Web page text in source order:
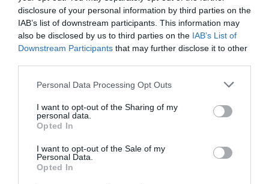
disclosure of your personal information by third parties on the
IAB’s list of downstream participants. This information may
also be disclosed by us to third parties on the IAB’s List of
Downstream Participants that may further disclose it to other
Personal Data Processing Opt Outs
I want to opt-out of the Sharing of my
personal data.
Opted In
I want to opt-out of the Sale of my
Personal Data.
Opted In